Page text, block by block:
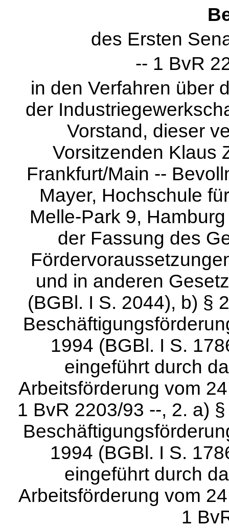
des Ersten
-- 1 BvR
in den Verfahren über
der
Vorstand, dieser
Vorsitzenden Klaus
Frankfurt/Main --
Mayer, Hochschule
Melle-Park 9,
der Fassung des
und in anderen
(BGBl. I S. 2044), b) §
1994 (BGBl. I S.
eingeführt durch
Arbeitsförderung vom
1 BvR 2203/93 --, 2. a)
1994 (BGBl. I S.
eingeführt durch
Arbeitsförderung vom
1